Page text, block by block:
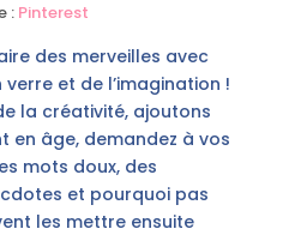
: Pinterest
des merveilles avec
et de l’imagination !
la créativité, ajoutons
en âge, demandez à vos
mots doux, des
et pourquoi pas
les mettre ensuite